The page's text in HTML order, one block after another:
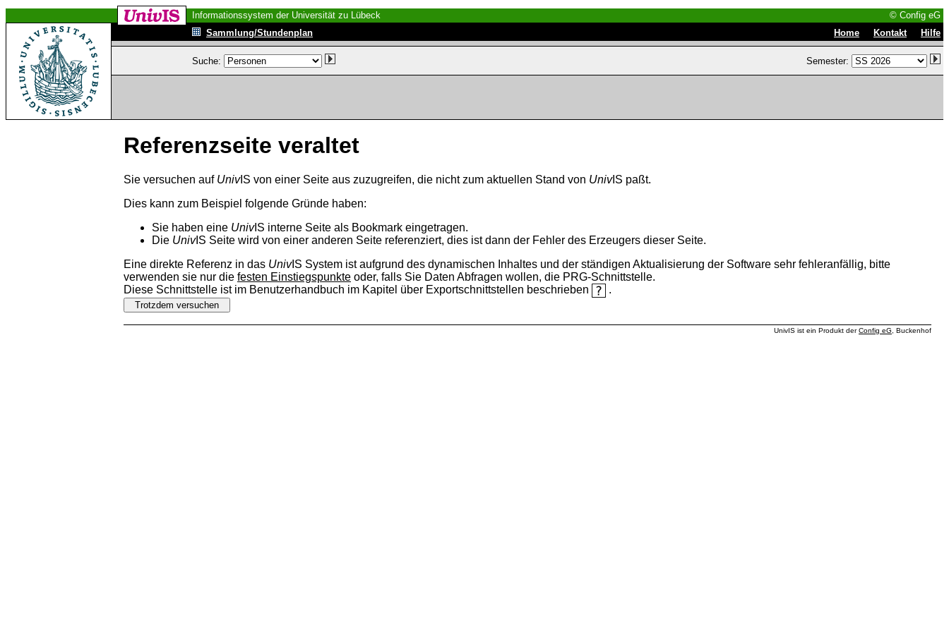
Informationssystem der Universität zu Lübeck
© Config eG
Sammlung/Stundenplan
Home Kontakt Hilfe
Suche: Semester:
Referenzseite veraltet
Sie versuchen auf UnivIS von einer Seite aus zuzugreifen, die nicht zum aktuellen Stand von UnivIS paßt.
Dies kann zum Beispiel folgende Gründe haben:
Sie haben eine UnivIS interne Seite als Bookmark eingetragen.
Die UnivIS Seite wird von einer anderen Seite referenziert, dies ist dann der Fehler des Erzeugers dieser Seite.
Eine direkte Referenz in das UnivIS System ist aufgrund des dynamischen Inhaltes und der ständigen Aktualisierung der Software sehr fehleranfällig, bitte
verwenden sie nur die festen Einstiegspunkte oder, falls Sie Daten Abfragen wollen, die PRG-Schnittstelle.
Diese Schnittstelle ist im Benutzerhandbuch im Kapitel über Exportschnittstellen beschrieben
.
UnivIS ist ein Produkt derConfig eG , Buckenhof